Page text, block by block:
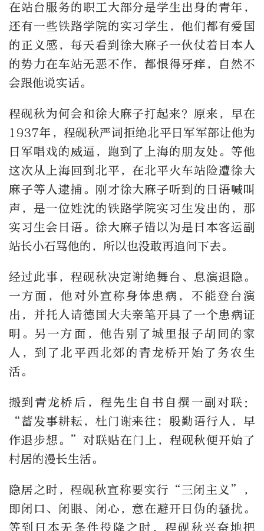
在站台服务的职工大部分是学生出身的青年，
还有一些铁路学院的实习学生，他们都有爱国
的正义感，每天看到徐大麻子一伙仗着日本人
的势力在车站无恶不作，都恨得牙痒，自然不
会跟他说实话。
程砚秋为何会和徐大麻子打起来？原来，早在
1937年，程砚秋严词拒绝北平日军军部让他为
日军唱戏的威逼，跑到了上海的朋友处。等他
这次从上海回到北平，在北平火车站险遭徐大
麻子等人逮捕。刚才徐大麻子听到的日语喊叫
声，是一位姓沈的铁路学院实习生发出的，那
实习生会日语。徐大麻子错以为是日本客运副
站长小石骂他的，所以也没敢再追问下去。
经过此事，程砚秋决定谢绝舞台、息演退隐。
一方面，他对外宣称身体患病，不能登台演
出，并托人请德国大夫亲笔开具了一个患病证
明。另一方面，他告别了城里报子胡同的家
人，到了北平西北郊的青龙桥开始了务农生
活。
搬到青龙桥后，程先生自书自撰一副对联：
“蓄发事耕耘，杜门谢来往；殷勤语行人，早
作退步想。”对联贴在门上，程砚秋便开始了
村居的漫长生活。
隐居之时，程砚秋宣称要实行“三闭主义”，
即闭口、闭眼、闭心，意在避开日伪的骚扰。
等到日本无条件投降之时，程砚秋兴奋地把